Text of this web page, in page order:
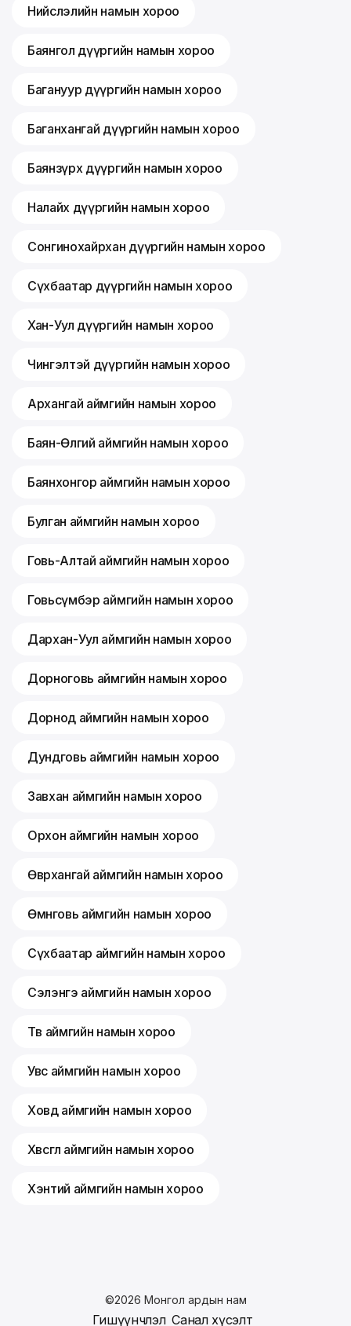
Нийслэлийн намын хороо
Баянгол дүүргийн намын хороо
Багануур дүүргийн намын хороо
Баганхангай дүүргийн намын хороо
Баянзүрх дүүргийн намын хороо
Налайх дүүргийн намын хороо
Сонгинохайрхан дүүргийн намын хороо
Сүхбаатар дүүргийн намын хороо
Хан-Уул дүүргийн намын хороо
Чингэлтэй дүүргийн намын хороо
Архангай аймгийн намын хороо
Баян-Өлгий аймгийн намын хороо
Баянхонгор аймгийн намын хороо
Булган аймгийн намын хороо
Говь-Алтай аймгийн намын хороо
Говьсүмбэр аймгийн намын хороо
Дархан-Уул аймгийн намын хороо
Дорноговь аймгийн намын хороо
Дорнод аймгийн намын хороо
Дундговь аймгийн намын хороо
Завхан аймгийн намын хороо
Орхон аймгийн намын хороо
Өвөрхангай аймгийн намын хороо
Өмнөговь аймгийн намын хороо
Сүхбаатар аймгийн намын хороо
Сэлэнгэ аймгийн намын хороо
Төв аймгийн намын хороо
Увс аймгийн намын хороо
Ховд аймгийн намын хороо
Хөвсгөл аймгийн намын хороо
Хэнтий аймгийн намын хороо
©2026 Монгол ардын нам
Гишүүнчлэл Санал хүсэлт